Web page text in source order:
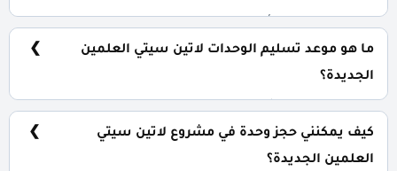
ما هو موعد تسليم الوحدات لاتين سيتي العلمين
الجديدة؟
كيف يمكنني حجز وحدة في مشروع لاتين سيتي
العلمين الجديدة؟